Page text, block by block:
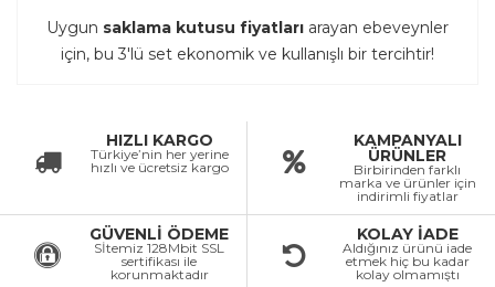
Uygun saklama kutusu fiyatları arayan ebeveynler
için, bu 3'lü set ekonomik ve kullanışlı bir tercihtir!
HIZLI KARGO
Türkiye’nin her yerine
hızlı ve ücretsiz kargo
KAMPANYALI
ÜRÜNLER
Birbirinden farklı
marka ve ürünler için
indirimli fiyatlar
GÜVENLİ ÖDEME
Sİtemiz 128Mbit SSL
sertifikası ile
korunmaktadır
KOLAY İADE
Aldığınız ürünü iade
etmek hiç bu kadar
kolay olmamıştı